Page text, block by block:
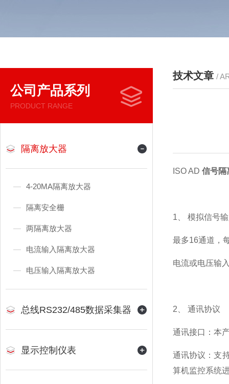
公司产品系列
PRODUCT RANGE
隔离放大器
4-20MA隔离放大器
隔离安全栅
两隔离放大器
电流输入隔离放大器
电压输入隔离放大器
总线RS232/485数据采集器
显示控制仪表
技术文章 /
ISO AD 信号隔
1、 模拟信号
最多16通道，
电流或电压输
2、 通讯协议
通讯接口：本
通讯协议：支
算机监控系统